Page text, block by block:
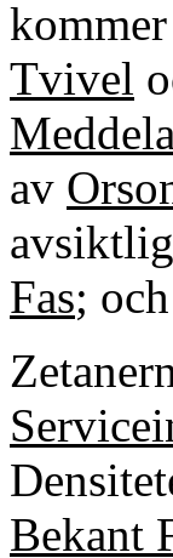
Tvivel
av
Fas;
Bekant